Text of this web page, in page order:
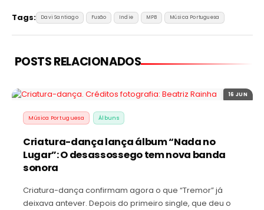
Tags: Davi Santiago Fusão Indie MPB Música Portuguesa
POSTS RELACIONADOS
16 JUN
Música Portuguesa Álbuns
Criatura-dança lança álbum “Nada no
Lugar”: O desassossego tem nova banda
sonora
Criatura-dança confirmam agora o que “Tremor” já
deixava antever. Depois do primeiro single, que deu o